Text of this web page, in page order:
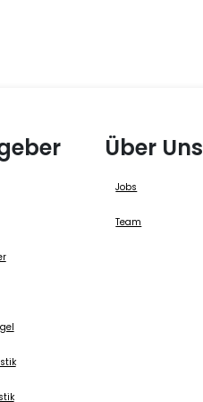
Über Uns
Jobs
Team